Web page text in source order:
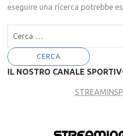
eseguire una ricerca potrebbe
per:
IL NOSTRO CANALE